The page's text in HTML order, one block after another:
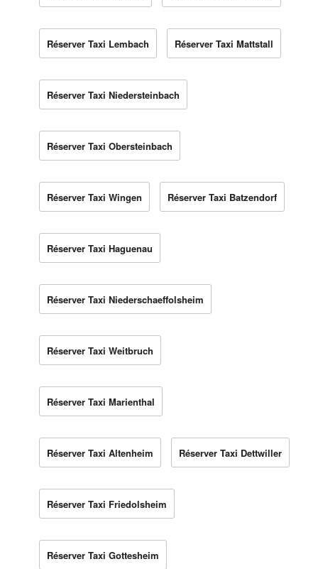
Réserver Taxi Lembach Réserver Taxi Mattstall
Réserver Taxi Niedersteinbach
Réserver Taxi Obersteinbach
Réserver Taxi Wingen Réserver Taxi Batzendorf
Réserver Taxi Haguenau
Réserver Taxi Niederschaeffolsheim
Réserver Taxi Weitbruch
Réserver Taxi Marienthal
Réserver Taxi Altenheim Réserver Taxi Dettwiller
Réserver Taxi Friedolsheim
Réserver Taxi Gottesheim